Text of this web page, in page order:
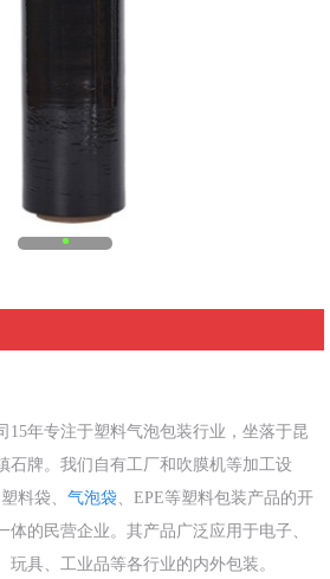
15年专注于塑料气泡包装行业，坐落于昆
石牌。我们自有工厂和吹膜机等加工设
料袋、 气泡袋、EPE等塑料包装产品的开
的民营企业。其产品广泛应用于电子、
玩具、工业品等各行业的内外包装。